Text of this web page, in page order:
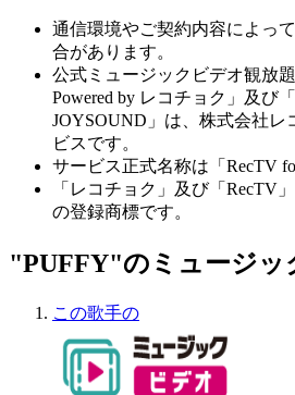
通信環境やご契約内容によっ
合があります。
公式ミュージックビデオ観放
Powered by レコチョク」及び
JOYSOUND」は、株式会社レ
ビスです。
サービス正式名称は「RecTV
「レコチョク」及び「RecTV
の登録商標です。
"PUFFY"のミュージッ
この歌手の